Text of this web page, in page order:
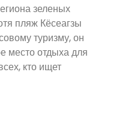
зеленых
пляж Кёсеагзы
туризму, он
место отдыха для
кто ищет